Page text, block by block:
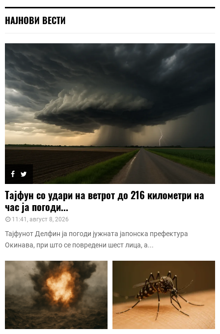
НАЈНОВИ ВЕСТИ
Тајфун со удари на ветрот до 216 километри на
час ја погоди...
11:41, август 8, 2026
Тајфунот Делфин ја погоди јужната јапонска префектура
Окинава, при што се повредени шест лица, а...